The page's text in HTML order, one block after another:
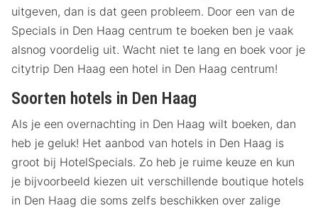
uitgeven, dan is dat geen probleem. Door een van de
Specials in Den Haag centrum te boeken ben je vaak
alsnog voordelig uit. Wacht niet te lang en boek voor je
citytrip Den Haag een hotel in Den Haag centrum!
Soorten hotels in Den Haag
Als je een overnachting in Den Haag wilt boeken, dan
heb je geluk! Het aanbod van hotels in Den Haag is
groot bij HotelSpecials. Zo heb je ruime keuze en kun
je bijvoorbeeld kiezen uit verschillende boutique hotels
in Den Haag die soms zelfs beschikken over zalige